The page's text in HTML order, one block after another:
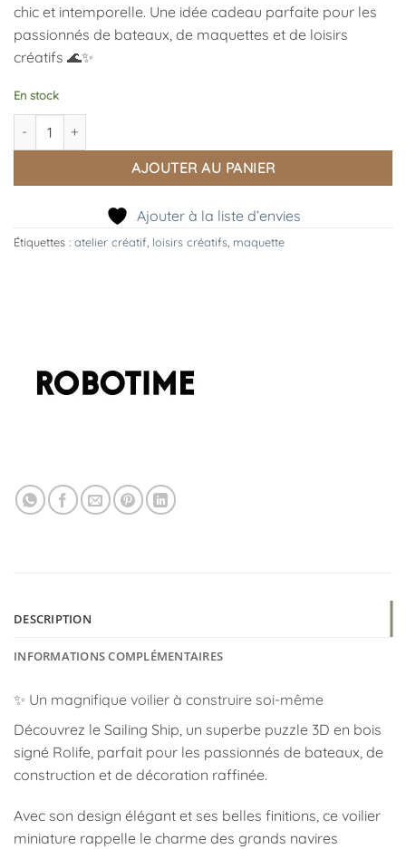
chic et intemporelle. Une idée cadeau parfaite pour les
passionnés de bateaux, de maquettes et de loisirs
créatifs 🌊✨
En stock
quantité de Sailing Ship – Puzzle 3D en Bois Élégant, ROBOTIME
AJOUTER AU PANIER
Ajouter à la liste d’envies
Étiquettes : atelier créatif loisirs créatifs maquette
DESCRIPTION
INFORMATIONS COMPLÉMENTAIRES
✨ Un magnifique voilier à construire soi-même
Découvrez le Sailing Ship, un superbe puzzle 3D en bois
signé Rolife , parfait pour les passionnés de bateaux, de
construction et de décoration raffinée.
Avec son design élégant et ses belles finitions, ce voilier
miniature rappelle le charme des grands navires